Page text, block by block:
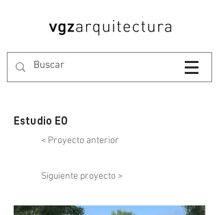
Estudio EO
< Proyecto anterior
Siguiente proyecto >